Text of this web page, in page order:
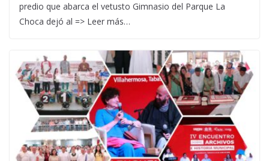
predio que abarca el vetusto Gimnasio del Parque La
Choca dejó al => Leer más…